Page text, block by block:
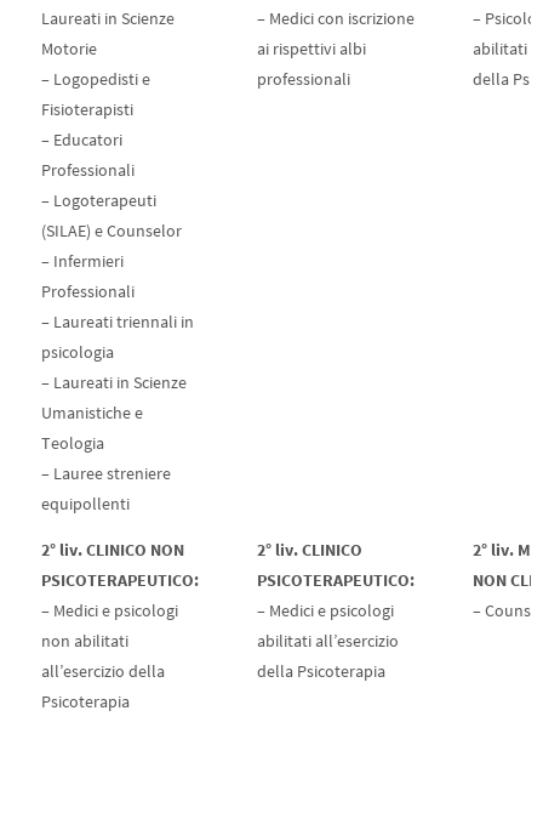
Laureati in Scienze
Motorie
– Logopedisti e
Fisioterapisti
– Educatori
Professionali
– Logoterapeuti
(SILAE) e Counselor
– Infermieri
Professionali
– Laureati triennali in
psicologia
– Laureati in Scienze
Umanistiche e
Teologia
– Lauree streniere
equipollenti
– Medici con iscrizione
ai rispettivi albi
professionali
–
abilitati
della
2° liv. CLINICO NON
PSICOTERAPEUTICO:
– Medici e psicologi
non abilitati
all’esercizio della
Psicoterapia
2° liv. CLINICO
PSICOTERAPEUTICO:
– Medici e psicologi
abilitati all’esercizio
della Psicoterapia
2° liv.
NON
–